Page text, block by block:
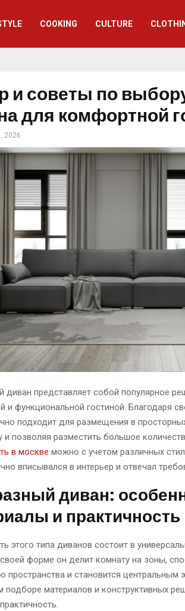
СOOKING CULTURE
и советы по
для комфортной
2026
диван представляет собой популярное
и функциональной гостиной. Благодаря
подходит для размещения в
и позволяя разместить большое
в москве можно с учетом различных
вписывался в интерьер и отвечал
диван:
и практичность
этого типа диванов состоит в
форме он делит комнату на зоны,
пространства и становится центральным
подборе материалов и конструктивных